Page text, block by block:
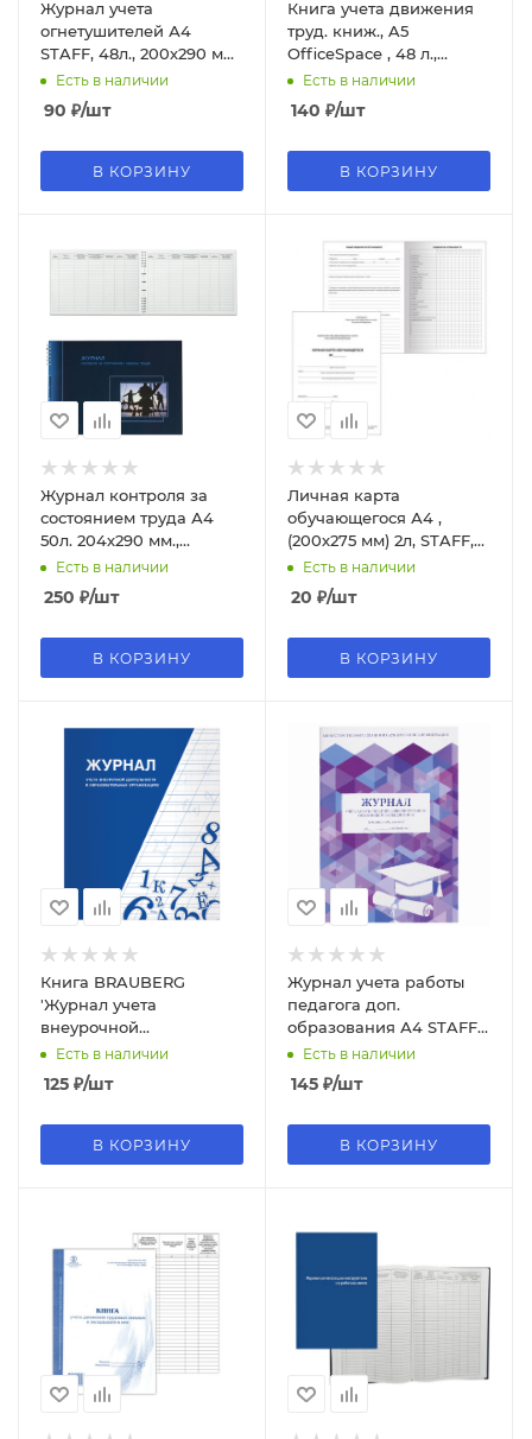
Журнал учета
огнетушителей А4
STAFF, 48л., 200х290 мм.,
картон, офсет, 130248
Есть в наличии
90 ₽/шт
В КОРЗИНУ
Книга учета движения
труд. книж., A5
OfficeSpace , 48 л.,
мелов. картон, блок
офсетный, K-UTK48_761
Есть в наличии
140 ₽/шт
В КОРЗИНУ
Журнал контроля за
состоянием труда А4
50л. 204х290 мм.,
картон, на гребне, 21с2
Есть в наличии
250 ₽/шт
В КОРЗИНУ
Личная карта
обучающегося А4 ,
(200х275 мм) 2л, STAFF,
(50 шт;уп), 130194
Есть в наличии
20 ₽/шт
В КОРЗИНУ
Книга BRAUBERG
'Журнал учета
внеурочной
деятельности в
образовательных
организациях', 127926
Есть в наличии
125 ₽/шт
В КОРЗИНУ
Журнал учета работы
педагога доп.
образования А4 STAFF
48л. 200х290 мм.,
картон, офсет, 130243
Есть в наличии
145 ₽/шт
В КОРЗИНУ